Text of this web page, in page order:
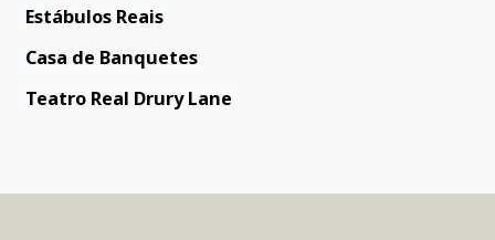
Estábulos Reais
Casa de Banquetes
Teatro Real Drury Lane